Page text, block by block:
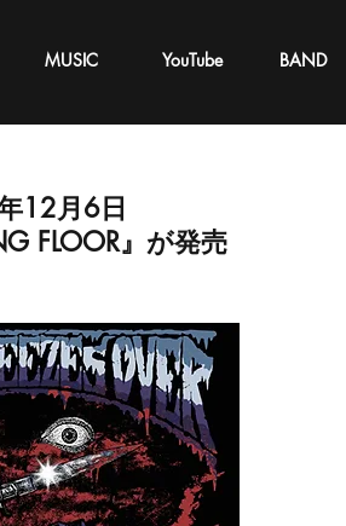
MUSIC YouTube BAND
12月6日
FLOOR』が発売